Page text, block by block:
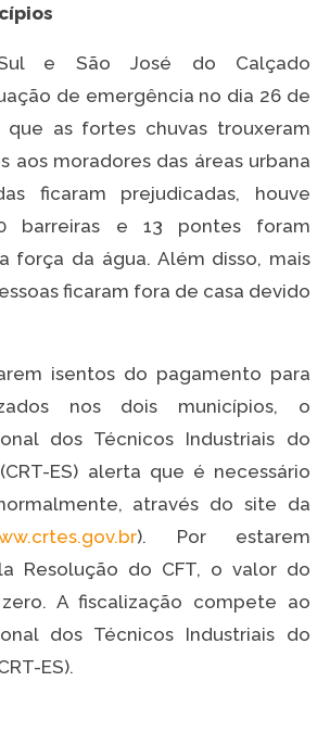
e São José do Calçado
de emergência no dia 26 de
que as fortes chuvas trouxeram
aos moradores das áreas urbana
ficaram prejudicadas, houve
barreiras e 13 pontes foram
força da água. Além disso, mais
ficaram fora de casa devido
isentos do pagamento para
nos dois municípios, o
dos Técnicos Industriais do
ES) alerta que é necessário
através do site da
). Por estarem
Resolução do CFT, o valor do
A fiscalização compete ao
dos Técnicos Industriais do
ES).